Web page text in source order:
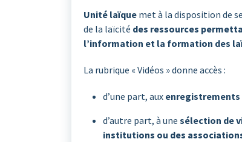
Unité laïque met à la disposition de
de la laïcité des ressources
l’information et la formation des
La rubrique « Vidéos » donne accès :
d’une part, aux enregistrements
d’autre part, à une sélection de
institutions ou des